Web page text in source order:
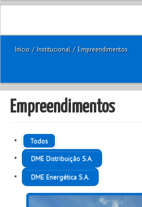
Início / Institucional / Empreendimentos
Empreendimentos
Todos
DME Distribuição S.A.
DME Energética S.A.